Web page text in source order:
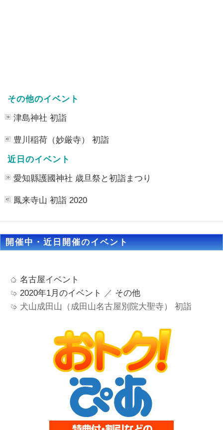
その他のイベント
津島神社 初詣
豊川稲荷（妙厳寺） 初詣
近日のイベント
愛知縣護國神社 歳旦祭と初詣まつり
鳳来寺山 初詣 2020
開催中・近日開催のイベント
名古屋イベント
2020年1月のイベント
／ その他
犬山成田山（成田山名古屋別院大聖寺） 初詣